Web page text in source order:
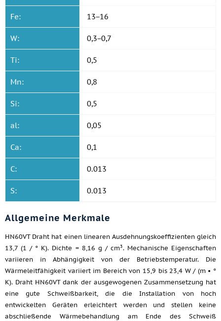
Fe: 13−16
W: 0,3−0,7
Ti: 0,5
Mn: 0,8
Si: 0,5
al: 0,05
Ca: 0,1
C: 0.013
S: 0.013
Allgemeine Merkmale
HN60VT Draht hat einen linearen Ausdehnungskoeffizienten gleich
13,7 (1 / ° K). Dichte = 8,16 g / cm³. Mechanische Eigenschaften
variieren in Abhängigkeit von der Betriebstemperatur. Die
Wärmeleitfähigkeit variiert im Bereich von 15,9 bis 23,4 W / (m • °
K). Draht HN60VT dank der ausgewogenen Zusammensetzung hat
eine gute Schweißbarkeit, die die Installation von hoch
entwickelten Geräten erleichtert werden und stellen keine
abschließende Wärmebehandlung am Ende des Schweiß